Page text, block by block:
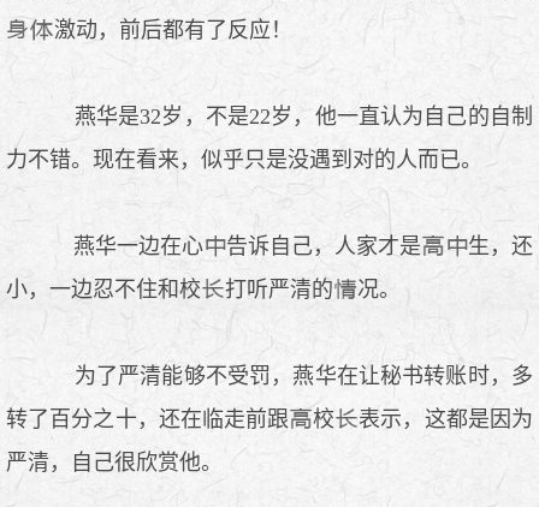
激动，前后都有了反应！
燕华是32岁，不是22岁，他一直认为自己的自制
力不错。现在看来，似乎只是没遇到对的人而已。
燕华一边在心 告诉自己，人家才是
生，还
小，一边忍不住和校
打听严清的 况。
为了严清能够不受罚，燕华在让秘书转账时，多
转了百分之十，还在临走前跟
校
表示，这都是因为
严清，自己很欣赏他。